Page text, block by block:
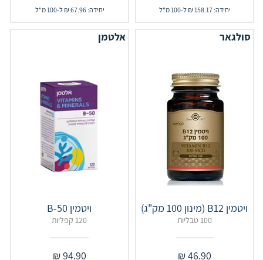
יחידה: 158.17 ₪ ל-100 מ"ל יחידה: 67.96 ₪ ל-100 מ"ל
סולגאר
ויטמין B12 (מינון 100 מק"ג)
100 טבליות
46.90
₪
אלטמן
ויטמין B-50
120 קפליות
94.90
₪